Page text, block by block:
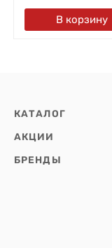
В корзину
КАТАЛОГ
АКЦИИ
БРЕНДЫ